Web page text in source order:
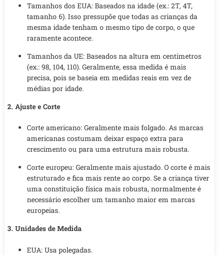
Tamanhos dos EUA: Baseados na idade (ex.: 2T, 4T,
tamanho 6). Isso pressupõe que todas as crianças da
mesma idade tenham o mesmo tipo de corpo, o que
raramente acontece.
Tamanhos da UE: Baseados na altura em centímetros
(ex.: 98, 104, 110). Geralmente, essa medida é mais
precisa, pois se baseia em medidas reais em vez de
médias por idade.
2. Ajuste e Corte
Corte americano: Geralmente mais folgado. As marcas
americanas costumam deixar espaço extra para
crescimento ou para uma estrutura mais robusta.
Corte europeu: Geralmente mais ajustado. O corte é mais
estruturado e fica mais rente ao corpo. Se a criança tiver
uma constituição física mais robusta, normalmente é
necessário escolher um tamanho maior em marcas
europeias.
3. Unidades de Medida
EUA: Usa polegadas.